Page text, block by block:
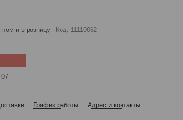
и в розницу Код: 11110062
07
График работы Адрес и контакты